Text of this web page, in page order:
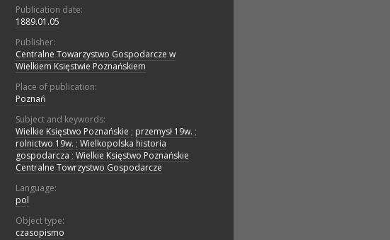
Publication date:
1889.01.05
Publisher:
Centralne Towarzystwo Gospodarcze w
Wielkiem Księstwie Poznańskiem
Place of publication:
Poznań
Subject and keywords:
Wielkie Księstwo Poznańskie ; przemysł 19w. ;
rolnictwo 19w. ; Wielkopolska historia
gospodarcza ; Wielkie Księstwo Poznańskie
Centralne Towrzystwo Gospodarcze
Language:
pol
Object type:
czasopismo